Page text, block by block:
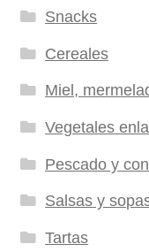
Snacks
Cereales
Miel,
Vegetales
Pescado y
Salsas y
Tartas